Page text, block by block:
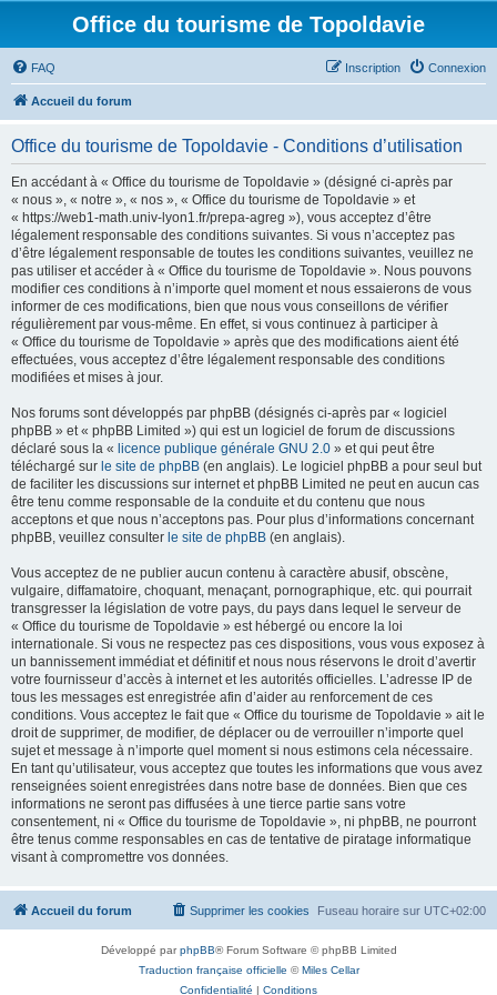
Office du tourisme de Topoldavie
FAQ Connexion
Inscription
Accueil du forum
Office du tourisme de Topoldavie - Conditions d’utilisation
En accédant à « Office du tourisme de Topoldavie » (désigné ci-après par
« nous », « notre », « nos », « Office du tourisme de Topoldavie » et
« https://web1-math.univ-lyon1.fr/prepa-agreg »), vous acceptez d’être
légalement responsable des conditions suivantes. Si vous n’acceptez pas
d’être légalement responsable de toutes les conditions suivantes, veuillez ne
pas utiliser et accéder à « Office du tourisme de Topoldavie ». Nous pouvons
modifier ces conditions à n’importe quel moment et nous essaierons de vous
informer de ces modifications, bien que nous vous conseillons de vérifier
régulièrement par vous-même. En effet, si vous continuez à participer à
« Office du tourisme de Topoldavie » après que des modifications aient été
effectuées, vous acceptez d’être légalement responsable des conditions
modifiées et mises à jour.
Nos forums sont développés par phpBB (désignés ci-après par « logiciel
phpBB » et « phpBB Limited ») qui est un logiciel de forum de discussions
déclaré sous la « licence publique générale GNU 2.0 » et qui peut être
téléchargé sur le site de phpBB (en anglais). Le logiciel phpBB a pour seul but
de faciliter les discussions sur internet et phpBB Limited ne peut en aucun cas
être tenu comme responsable de la conduite et du contenu que nous
acceptons et que nous n’acceptons pas. Pour plus d’informations concernant
phpBB, veuillez consulter le site de phpBB (en anglais).
Vous acceptez de ne publier aucun contenu à caractère abusif, obscène,
vulgaire, diffamatoire, choquant, menaçant, pornographique, etc. qui pourrait
transgresser la législation de votre pays, du pays dans lequel le serveur de
« Office du tourisme de Topoldavie » est hébergé ou encore la loi
internationale. Si vous ne respectez pas ces dispositions, vous vous exposez à
un bannissement immédiat et définitif et nous nous réservons le droit d’avertir
votre fournisseur d’accès à internet et les autorités officielles. L’adresse IP de
tous les messages est enregistrée afin d’aider au renforcement de ces
conditions. Vous acceptez le fait que « Office du tourisme de Topoldavie » ait le
droit de supprimer, de modifier, de déplacer ou de verrouiller n’importe quel
sujet et message à n’importe quel moment si nous estimons cela nécessaire.
En tant qu’utilisateur, vous acceptez que toutes les informations que vous avez
renseignées soient enregistrées dans notre base de données. Bien que ces
informations ne seront pas diffusées à une tierce partie sans votre
consentement, ni « Office du tourisme de Topoldavie », ni phpBB, ne pourront
être tenus comme responsables en cas de tentative de piratage informatique
visant à compromettre vos données.
Accueil du forum Fuseau horaire sur UTC+02:00
Supprimer les cookies
Développé parphpBB® Forum Software © phpBB Limited
Traduction française officielle ©Miles Cellar
Confidentialité | Conditions